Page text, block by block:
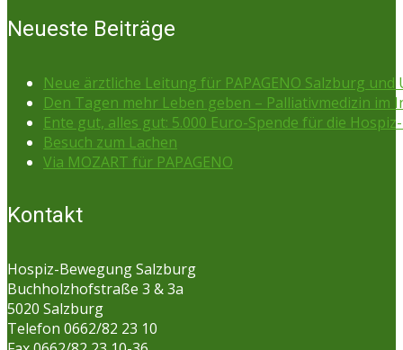
Neueste Beiträge
Neue ärztliche Leitung für PAPAGENO Salzburg und
Den Tagen mehr Leben geben – Palliativmedizin im
Ente gut, alles gut: 5.000 Euro-Spende für die
Besuch zum Lachen
Via MOZART für PAPAGENO
Kontakt
Hospiz-Bewegung Salzburg
Buchholzhofstraße 3 & 3a
5020 Salzburg
Telefon 0662/82 23 10